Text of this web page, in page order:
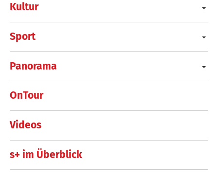
Kultur
Sport
Panorama
OnTour
Videos
s+ im Überblick